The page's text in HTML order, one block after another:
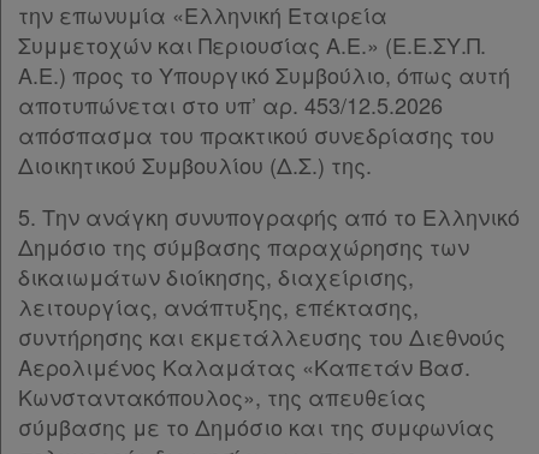
Ενεργοί
συνδρομητές
Τα
αγαπημένα
μου
Οι
σημειώσεις
την επωνυμία «Ελληνική Εταιρεία
Συμμετοχών και Περιουσίας Α.Ε.» (Ε.Ε.ΣΥ.Π.
Α.Ε.) προς το Υπουργικό Συμβούλιο, όπως αυτή
αποτυπώνεται στο υπ’ αρ. 453/12.5.2026
απόσπασμα του πρακτικού συνεδρίασης του
Διοικητικού Συμβουλίου (Δ.Σ.) της.
5. Την ανάγκη συνυπογραφής από το Ελληνικό
Δημόσιο της σύμβασης παραχώρησης των
δικαιωμάτων διοίκησης, διαχείρισης,
λειτουργίας, ανάπτυξης, επέκτασης,
συντήρησης και εκμετάλλευσης του Διεθνούς
Αερολιμένος Καλαμάτας «Καπετάν Βασ.
Κωνσταντακόπουλος», της απευθείας
σύμβασης με το Δημόσιο και της συμφωνίας